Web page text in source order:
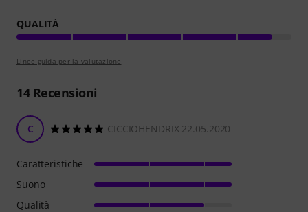
QUALITÀ
Linee guida per la valutazione
14Recensioni
C CICCIOHENDRIX 22.05.2020
Caratteristiche
Suono
Qualità